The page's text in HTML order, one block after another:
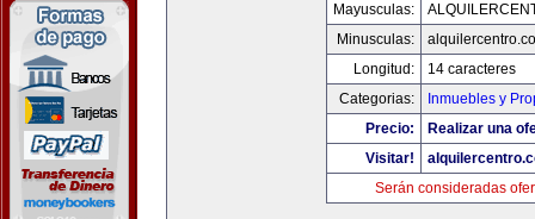
Mayusculas:
Minusculas:
Longitud:
14 caracteres
Categorias:
Inmuebles y
Precio:
Realizar una
Visitar!
Serán consideradas